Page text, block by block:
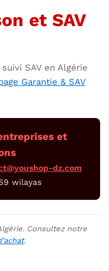
et SAV
suivi SAV en Algérie
Garantie & SAV
et
dz.com
wilayas
Consultez notre
.